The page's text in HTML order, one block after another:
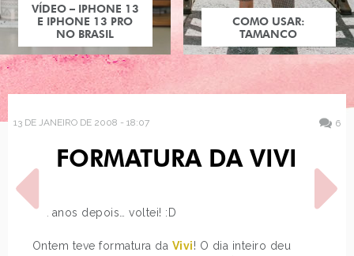
VÍDEO – IPHONE 13
E IPHONE 13 PRO
NO BRASIL
COMO USAR:
TAMANCO
13 DE JANEIRO DE 2008 - 18:07 6
FORMATURA DA VIVI
Mil anos depois… voltei! :D
Ontem teve formatura da Vivi! O dia inteiro deu